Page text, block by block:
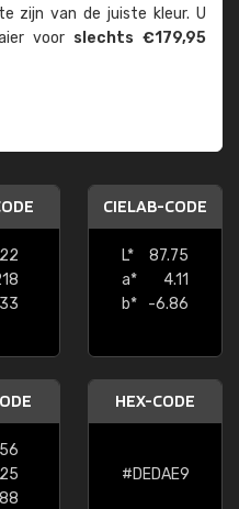
zijn van de juiste kleur. U
voor slechts €179,95
CIELAB-CODE
L*
87.75
a*
4.11
b*
-6.86
25
88
HEX-CODE
#DEDAE9